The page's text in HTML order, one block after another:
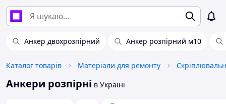
Анкер двохрозпірний Анкер розпірний м10
Каталог товарів Матеріали для ремонту
Анкери розпірні в Україні